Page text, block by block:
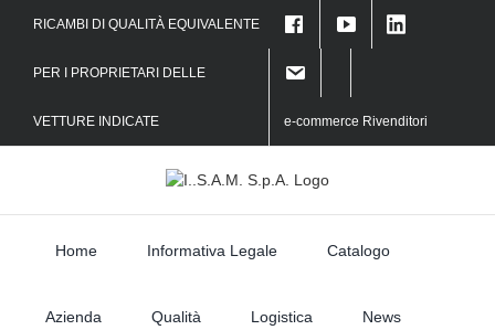
RICAMBI DI QUALITÀ EQUIVALENTE
PER I PROPRIETARI DELLE
VETTURE INDICATE e-commerce Rivenditori
Home Informativa Legale Catalogo
Azienda Qualità Logistica News